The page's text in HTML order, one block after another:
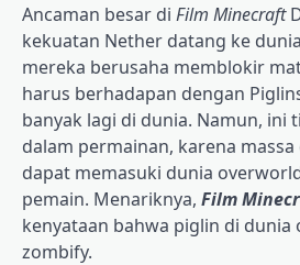
Ancaman besar di Film Minecraft
kekuatan Nether datang ke
mereka berusaha memblokir
harus berhadapan dengan
banyak lagi di dunia. Namun, ini
dalam permainan, karena
dapat memasuki dunia
pemain. Menariknya, Film
kenyataan bahwa piglin di dunia
zombify.